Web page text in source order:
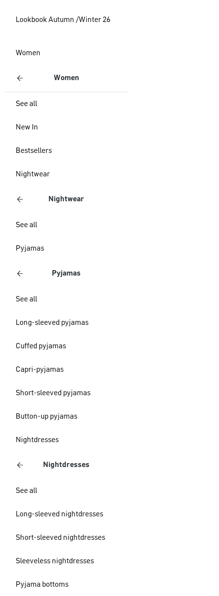
Lookbook Autumn /Winter 26
Women
Women
See all
New In
Bestsellers
Nightwear
Nightwear
See all
Pyjamas
Pyjamas
See all
Long-sleeved pyjamas
Cuffed pyjamas
Capri-pyjamas
Short-sleeved pyjamas
Button-up pyjamas
Nightdresses
Nightdresses
See all
Long-sleeved nightdresses
Short-sleeved nightdresses
Sleeveless nightdresses
Pyjama bottoms